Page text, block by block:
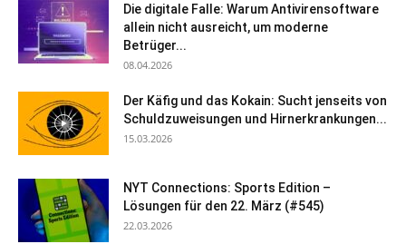
Die digitale Falle: Warum Antivirensoftware
allein nicht ausreicht, um moderne
Betrüger...
08.04.2026
Der Käfig und das Kokain: Sucht jenseits von
Schuldzuweisungen und Hirnerkrankungen...
15.03.2026
NYT Connections: Sports Edition –
Lösungen für den 22. März (#545)
22.03.2026